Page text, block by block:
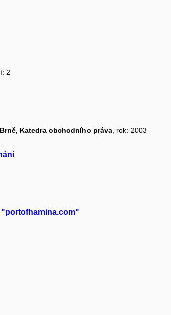
2
Katedra obchodního práva , rok: 2003
"portofhamina.com"